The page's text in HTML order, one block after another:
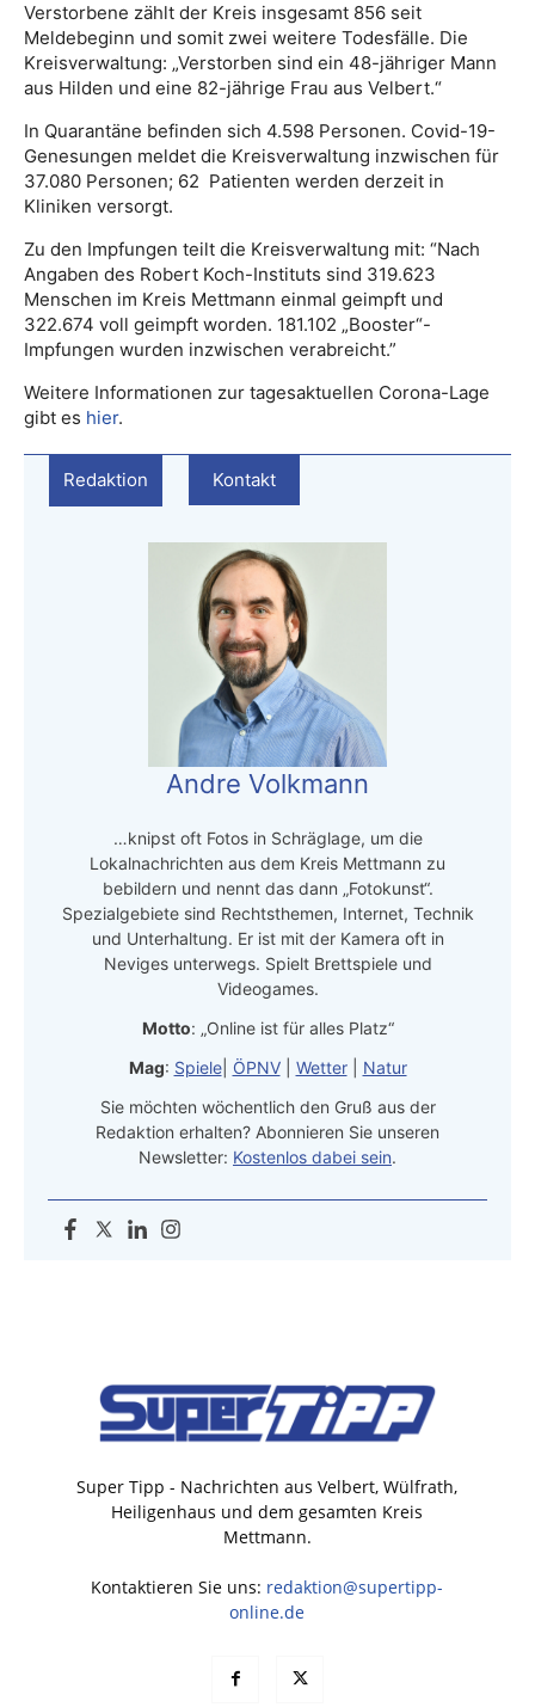
Verstorbene zählt der Kreis insgesamt 856 seit
Meldebeginn und somit zwei weitere Todesfälle. Die
Kreisverwaltung: „Verstorben sind ein 48-jähriger Mann
aus Hilden und eine 82-jährige Frau aus Velbert.“
In Quarantäne befinden sich 4.598 Personen. Covid-19-
Genesungen meldet die Kreisverwaltung inzwischen für
37.080 Personen; 62 Patienten werden derzeit in
Kliniken versorgt.
Zu den Impfungen teilt die Kreisverwaltung mit: “Nach
Angaben des Robert Koch-Instituts sind 319.623
Menschen im Kreis Mettmann einmal geimpft und
322.674 voll geimpft worden. 181.102 „Booster“-
Impfungen wurden inzwischen verabreicht.”
Weitere Informationen zur tagesaktuellen Corona-Lage
gibt es hier.
Redaktion Kontakt
Andre Volkmann
…knipst oft Fotos in Schräglage, um die
Lokalnachrichten aus dem Kreis Mettmann zu
bebildern und nennt das dann „Fotokunst“.
Spezialgebiete sind Rechtsthemen, Internet, Technik
und Unterhaltung. Er ist mit der Kamera oft in
Neviges unterwegs. Spielt Brettspiele und
Videogames.
Motto: „Online ist für alles Platz“
Mag: Spiele| ÖPNV| Wetter| Natur
Sie möchten wöchentlich den Gruß aus der
Redaktion erhalten? Abonnieren Sie unseren
Newsletter: Kostenlos dabei sein.
Super Tipp - Nachrichten aus Velbert, Wülfrath,
Heiligenhaus und dem gesamten Kreis
Mettmann.
Kontaktieren Sie uns: redaktion@supertipp-
online.de